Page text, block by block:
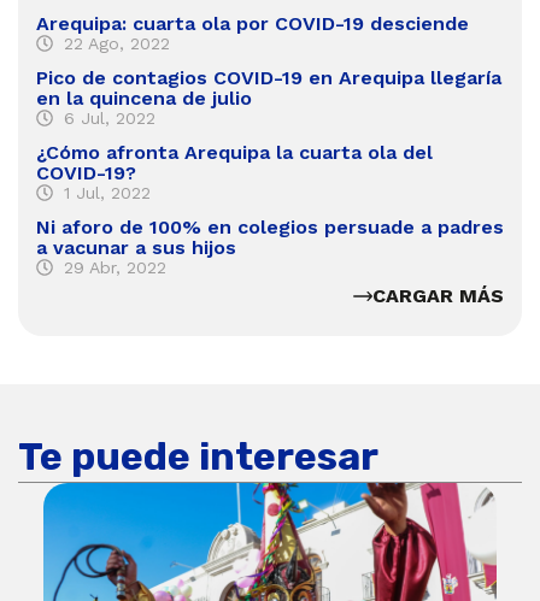
Arequipa: cuarta ola por COVID-19 desciende
22 Ago, 2022
Pico de contagios COVID-19 en Arequipa llegaría
en la quincena de julio
6 Jul, 2022
¿Cómo afronta Arequipa la cuarta ola del
COVID-19?
1 Jul, 2022
Ni aforo de 100% en colegios persuade a padres
a vacunar a sus hijos
29 Abr, 2022
CARGAR MÁS
Te puede interesar